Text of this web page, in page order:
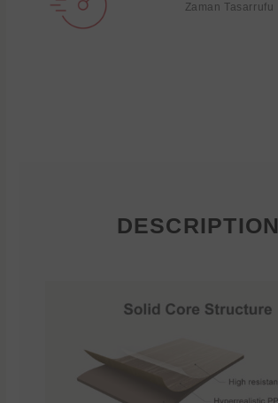
Zaman Tasarrufu
DESCRIPTION